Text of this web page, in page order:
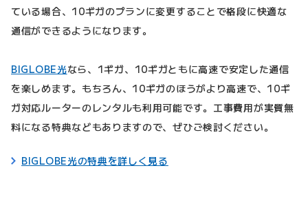
ている場合、10ギガのプランに変更することで格段に快適な
通信ができるようになります。
BIGLOBE光なら、1ギガ、10ギガともに高速で安定した通信
を楽しめます。もちろん、10ギガのほうがより高速で、10ギ
ガ対応ルーターのレンタルも利用可能です。工事費用が実質無
料になる特典などもありますので、ぜひご検討ください。
BIGLOBE光の特典を詳しく見る